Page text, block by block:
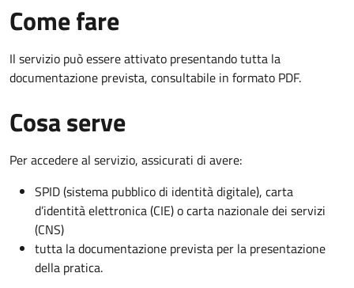
Come fare
Il servizio può essere attivato presentando tutta la
documentazione prevista, consultabile in formato PDF.
Cosa serve
Per accedere al servizio, assicurati di avere:
SPID (sistema pubblico di identità digitale), carta
d’identità elettronica (CIE) o carta nazionale dei servizi
(CNS)
tutta la documentazione prevista per la presentazione
della pratica.